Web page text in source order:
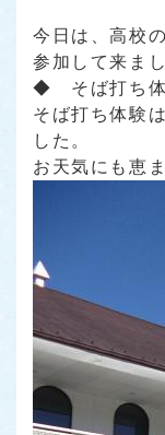
今日は、高校
参加して来まし
◆ そば打ち
そば打ち体験
した。
お天気にも恵